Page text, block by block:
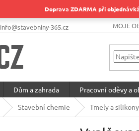
Doprava ZDARMA při
info@stavebniny-365.cz MOJE
Dům a zahrada Pracovní oděvy a
Stavební chemie Tmely a silikony